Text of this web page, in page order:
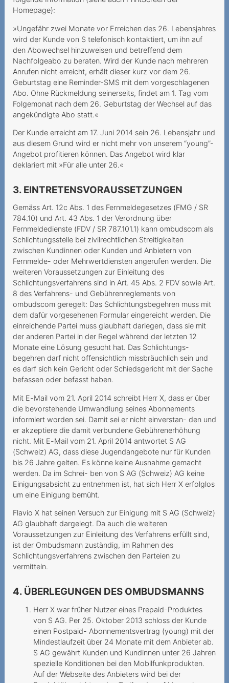
Homepage):
»Ungefähr zwei Monate vor Erreichen des 26. Lebensjahres
wird der Kunde von S telefonisch kontaktiert, um ihn auf
den Abowechsel hinzuweisen und betreffend dem
Nachfolgeabo zu beraten. Wird der Kunde nach mehreren
Anrufen nicht erreicht, erhält dieser kurz vor dem 26.
Geburtstag eine Reminder-SMS mit dem vorgeschlagenen
Abo. Ohne Rückmeldung seinerseits, findet am 1. Tag vom
Folgemonat nach dem 26. Geburtstag der Wechsel auf das
angekündigte Abo statt.«
Der Kunde erreicht am 17. Juni 2014 sein 26. Lebensjahr und
aus diesem Grund wird er nicht mehr von unserem “young”-
Angebot profitieren können. Das Angebot wird klar
deklariert mit »Für alle unter 26.«
3. EINTRETENSVORAUSSETZUNGEN
Gemäss Art. 12c Abs. 1 des Fernmeldegesetzes (FMG / SR
784.10) und Art. 43 Abs. 1 der Verordnung über
Fernmeldedienste (FDV / SR 787.101.1) kann ombudscom als
Schlichtungsstelle bei zivilrechtlichen Streitigkeiten
zwischen Kundinnen oder Kunden und Anbietern von
Fernmelde- oder Mehrwertdiensten angerufen werden. Die
weiteren Voraussetzungen zur Einleitung des
Schlichtungsverfahrens sind in Art. 45 Abs. 2 FDV sowie Art.
8 des Verfahrens- und Gebührenreglements von
ombudscom geregelt: Das Schlichtungsbegehren muss mit
dem dafür vorgesehenen Formular eingereicht werden. Die
einreichende Partei muss glaubhaft darlegen, dass sie mit
der anderen Partei in der Regel während der letzten 12
Monate eine Lösung gesucht hat. Das Schlichtungs-
begehren darf nicht offensichtlich missbräuchlich sein und
es darf sich kein Gericht oder Schiedsgericht mit der Sache
befassen oder befasst haben.
Mit E-Mail vom 21. April 2014 schreibt Herr X, dass er über
die bevorstehende Umwandlung seines Abonnements
informiert worden sei. Damit sei er nicht einverstan- den und
er akzeptiere die damit verbundene Gebührenerhöhung
nicht. Mit E-Mail vom 21. April 2014 antwortet S AG
(Schweiz) AG, dass diese Jugendangebote nur für Kunden
bis 26 Jahre gelten. Es könne keine Ausnahme gemacht
werden. Da im Schrei- ben von S AG (Schweiz) AG keine
Einigungsabsicht zu entnehmen ist, hat sich Herr X erfolglos
um eine Einigung bemüht.
Flavio X hat seinen Versuch zur Einigung mit S AG (Schweiz)
AG glaubhaft dargelegt. Da auch die weiteren
Voraussetzungen zur Einleitung des Verfahrens erfüllt sind,
ist der Ombudsmann zuständig, im Rahmen des
Schlichtungsverfahrens zwischen den Parteien zu
vermitteln.
4. ÜBERLEGUNGEN DES OMBUDSMANNS
Herr X war früher Nutzer eines Prepaid-Produktes
von S AG. Per 25. Oktober 2013 schloss der Kunde
einen Postpaid- Abonnementsvertrag (young) mit der
Mindestlaufzeit über 24 Monate mit dem Anbieter ab.
S AG gewährt Kunden und Kundinnen unter 26 Jahren
spezielle Konditionen bei den Mobilfunkprodukten.
Auf der Webseite des Anbieters wird bei der
Mindestvertragslaufzeit:
Augen Auf bei der
Kündigung
Seniorin wird hintergangen
Unerwünschte
Vertragsschlüsse
Keine
Mindestvertragsdauer, aber
Rabatt während 24
Monaten
Verantwortung bei
Phishing-Attacken
Verantwortung des
Anbieters bei bestrittenen
Mehrwertdienste
Zahlungsverzug infolge
falscher Rechnungsadresse
Mehrwertdienstanbieter
missachtet gesetzliche
Vorgaben
2023
Lebenslang zum Fixpreis?
Données mobiles
coûteuses
Spam-Ordner überprüfen
Datenpakete haben ein
Ablaufdatum
Grundversorgung für alle
Lorsque le prestataire
estime que la vie dure 720
mois
Modification unilatérale du
contrat
Nummerportierung - leeres
Teure Anrufe an 0900-
Nummer
Unerwünschte Verwendung
von Daten für
Marketingzwecke
Unlimitierte Daten mit
gedrosselter